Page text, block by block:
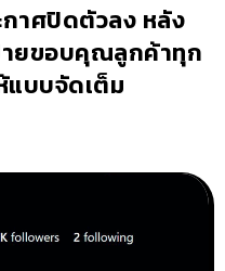
กาศปิดตัวลง หลัง
ยขอบคุณลูกค้าทุก
แบบจัดเต็ม